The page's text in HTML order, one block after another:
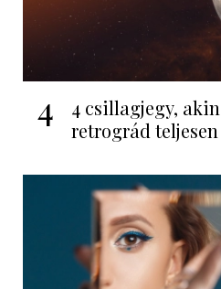
4
4 csillagjegy,
retrográd